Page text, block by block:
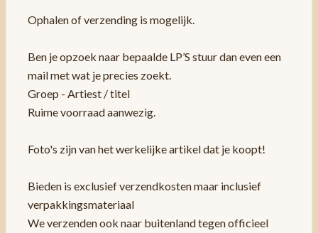
Ophalen of verzending is mogelijk.
Ben je opzoek naar bepaalde LP’S stuur dan even een
mail met wat je precies zoekt.
Groep - Artiest / titel
Ruime voorraad aanwezig.
Foto's zijn van het werkelijke artikel dat je koopt!
Bieden is exclusief verzendkosten maar inclusief
verpakkingsmateriaal
We verzenden ook naar buitenland tegen officieel